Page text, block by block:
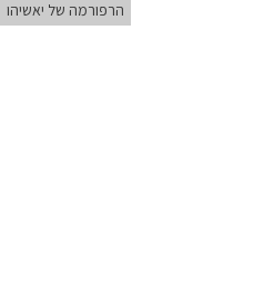
הרפורמה של יאשיהו